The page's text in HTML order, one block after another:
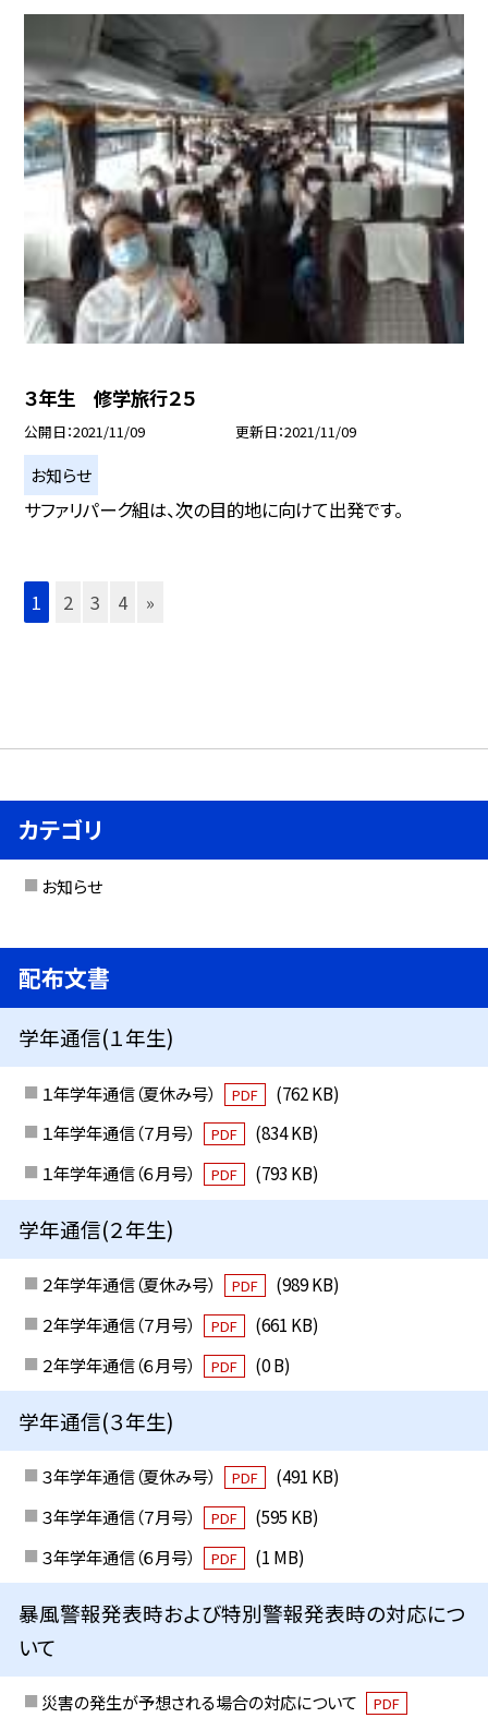
３年生 修学旅行２５
公開日 2021/11/09 更新日 2021/11/09
お知らせ
サファリパーク組は、次の目的地に向けて出発です。
1 2 3 4 »
カテゴリ
お知らせ
配布文書
学年通信(１年生)
１年学年通信（夏休み号） PDF
(762 KB)
１年学年通信（７月号）
PDF
(834 KB)
１年学年通信（６月号）
PDF (793 KB)
学年通信(２年生)
２年学年通信（夏休み号） PDF
(989 KB)
２年学年通信（７月号）
PDF
(661 KB)
２年学年通信（６月号）
PDF (0 B)
学年通信(３年生)
３年学年通信（夏休み号） PDF
(491 KB)
３年学年通信（７月号）
PDF
(595 KB)
３年学年通信（６月号）
PDF (1 MB)
暴風警報発表時および特別警報発表時の対応につ
いて
災害の発生が予想される場合の対応について PDF